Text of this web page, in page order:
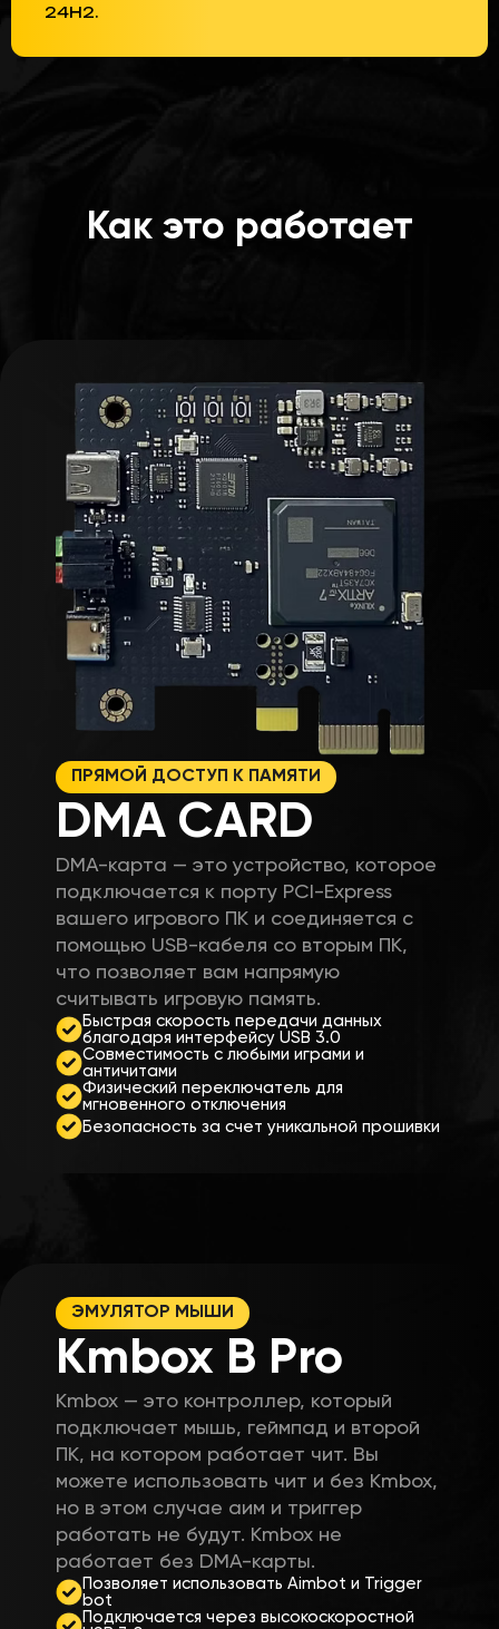
24H2.
Как это работает
ПРЯМОЙ ДОСТУП К ПАМЯТИ
DMA CARD
DMA-карта — это устройство, которое
подключается к порту PCI-Express
вашего игрового ПК и соединяется с
помощью USB-кабеля со вторым ПК,
что позволяет вам напрямую
считывать игровую память.
Быстрая скорость передачи данных
благодаря интерфейсу USB 3.0
Совместимость с любыми играми и
античитами
Физический переключатель для
мгновенного отключения
Безопасность за счет уникальной прошивки
ЭМУЛЯТОР МЫШИ
Kmbox B Pro
Kmbox — это контроллер, который
подключает мышь, геймпад и второй
ПК, на котором работает чит. Вы
можете использовать чит и без Kmbox,
но в этом случае аим и триггер
работать не будут. Kmbox не
работает без DMA-карты.
Позволяет использовать Aimbot и Trigger
bot
Подключается через высокоскоростной